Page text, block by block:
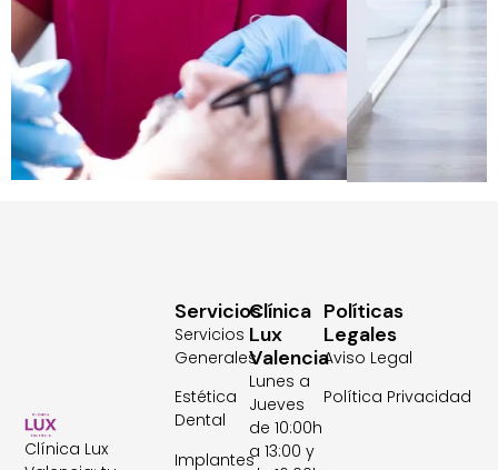
Clínica Lux
Clínica
Lux
Valencia
Lunes a
Jueves
de 10:00h
a 13:00 y
Servicios
Servicios
Generales
Estética
Dental
Implantes
Políticas
Legales
Aviso Legal
Política Privacidad